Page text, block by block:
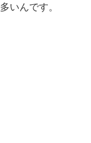
いんです。